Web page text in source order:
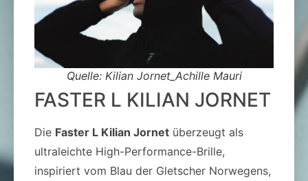
Quelle: Kilian Jornet_Achille Mauri
FASTER L KILIAN JORNET
Die Faster L Kilian Jornet überzeugt als
ultraleichte High-Performance-Brille,
inspiriert vom Blau der Gletscher Norwegens,